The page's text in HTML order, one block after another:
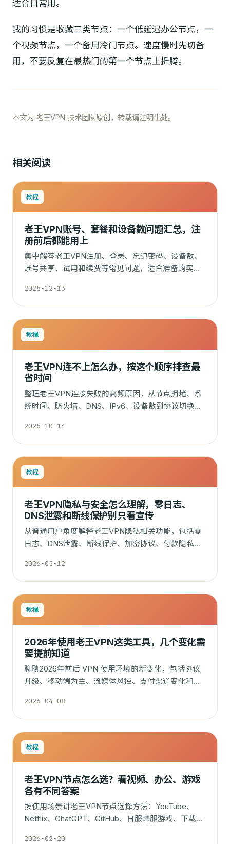
适合日常用。
我的习惯是收藏三类节点：一个低延迟办公节点，一
个视频节点，一个备用冷门节点。速度慢时先切备
用，不要反复在最热门的第一个节点上折腾。
本文为 老王VPN 技术团队原创，转载请注明出处。
相关阅读
教程
老王VPN账号、套餐和设备数问题汇总，注
册前后都能用上
集中解答老王VPN注册、登录、忘记密码、设备数、
账号共享、试用和续费等常见问题，适合准备购买或
2025-12-13
教程
老王VPN连不上怎么办，按这个顺序排查最
省时间
整理老王VPN连接失败的高频原因，从节点拥堵、系
统时间、防火墙、DNS、IPv6、设备数到协议切换，
2025-10-14
教程
老王VPN隐私与安全怎么理解，零日志、
DNS泄露和断线保护别只看宣传
从普通用户角度解释老王VPN隐私相关功能，包括零
日志、DNS泄露、断线保护、加密协议、付款隐私和
2026-05-12
教程
2026年使用老王VPN这类工具，几个变化需
要提前知道
聊聊2026年前后 VPN 使用环境的新变化，包括协议
升级、移动端为主、流媒体风控、支付渠道变化和客
2026-04-08
教程
老王VPN节点怎么选？看视频、办公、游戏
各有不同答案
按使用场景讲老王VPN节点选择方法：YouTube、
Netflix、ChatGPT、GitHub、日服韩服游戏、下载和
2026-02-20